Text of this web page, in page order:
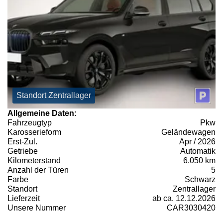
Standort Zentrallager
Allgemeine Daten:
Fahrzeugtyp
Pkw
Karosserieform
Geländewagen
Erst-Zul.
Apr / 2026
Getriebe
Automatik
Kilometerstand
6.050 km
Anzahl der Türen
5
Farbe
Schwarz
Standort
Zentrallager
Lieferzeit
ab ca. 12.12.2026
Unsere Nummer
CAR3030420